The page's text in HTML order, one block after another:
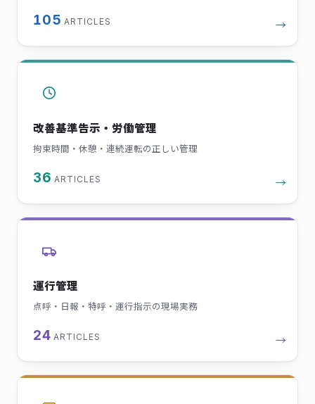
105 ARTICLES →
改善基準告示・労働管理
拘束時間・休憩・連続運転の正しい管理
36 ARTICLES →
運行管理
点呼・日報・特呼・運行指示の現場実務
24 ARTICLES →